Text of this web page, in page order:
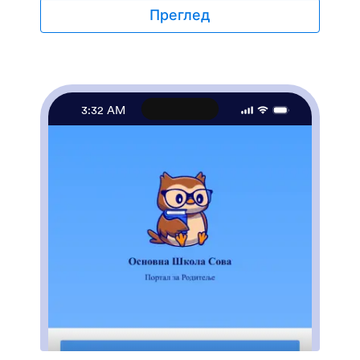
учења где ученици могу оценити учинак учитеља.
Желиш да прилагодиш своју апликацију тако да
логотипа, персонализовање почетне странице и
још много тога — није потребно кодирање.
Подели своју апликацију помоћу линка и ученици
Помози ученицима да се у кратком року повежеу
са учитељима уз ову потпуно прилагодљиву
апликацију за подучавање.
Преглед
3:32 AM